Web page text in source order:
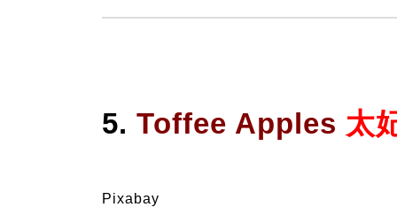
5. Toffee Apples 太
Pixabay